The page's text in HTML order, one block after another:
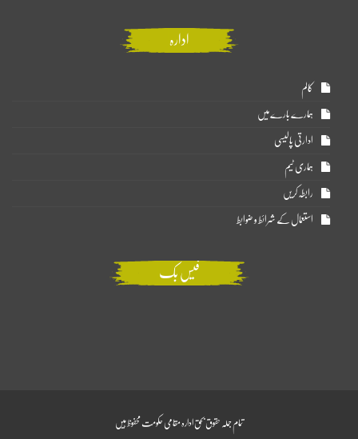
ادارہ
کالم
ہمارے بارے میں
ادارتی پالیسی
ہماری ٹیم
رابطہ کریں
استعمال کے شرائط و ضوابط
فیس بک
تمام جملہ حقوق بحق ادارہ مقامی حکومت محفوظ ہیں